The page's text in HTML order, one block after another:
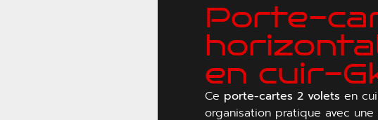
Porte-
en cuir-
Ce porte-cartes 2 volets en
organisation pratique avec une